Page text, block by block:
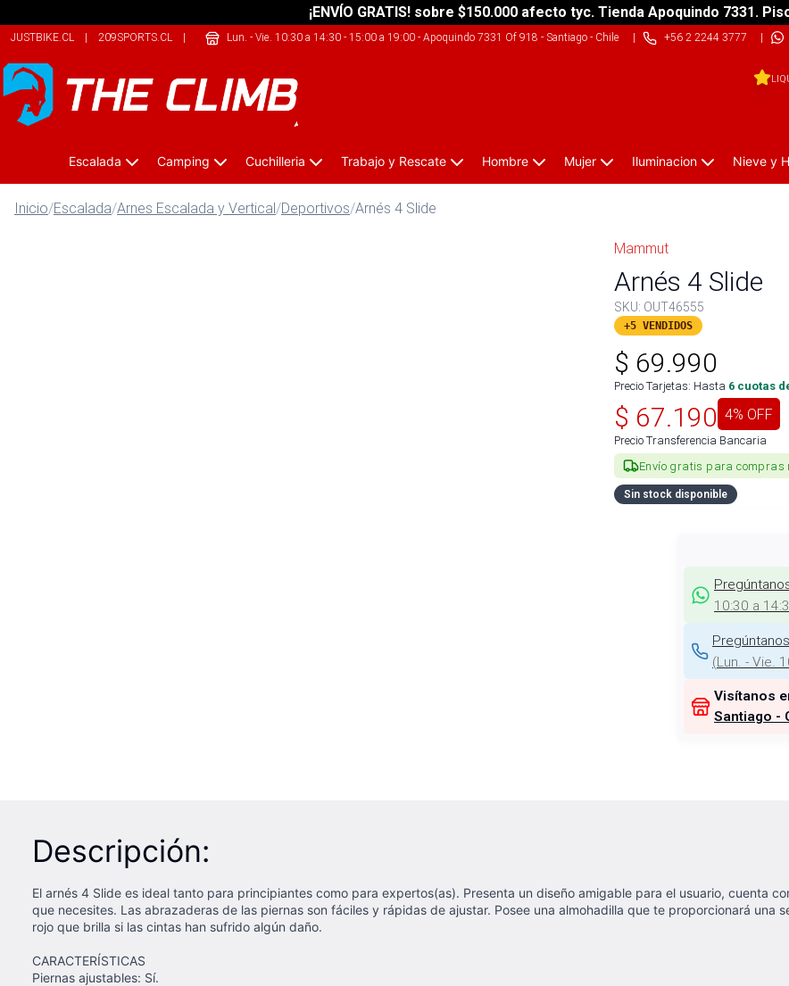
¡ENVÍO GRATIS! sobre $150.000 afecto tyc. Tienda Apoquindo 7331.
JUSTBIKE.CL | 209SPORTS.CL | ONEKAYAK.CL
Lun. - Vie. 10:30 a 14:30 - 15:00 a 19:00- Apoquindo 7331 Of 918 - Santiago - Chile| +56 2 2244 3777 |
Escalada Camping Cuchilleria Trabajo y Rescate Hombre Mujer Iluminacion Nieve y
Inicio/Escalada/Arnes Escalada y Vertical/Deportivos/Arnés 4 Slide
Mammut
Arnés 4 Slide
SKU: OUT46555
+5 VENDIDOS
$ 69.990
Precio Tarjetas: Hasta 6 cuotas
$ 67.190 4% OFF
Precio Transferencia Bancaria
Envío gratis para compras
Sin stock disponible
10:30 a
(Lun. - Vie.
Visítanos
Santiago -
Descripción:
El arnés 4 Slide es ideal tanto para principiantes como para expertos(as). Presenta un diseño amigable para el usuario, cuenta
que necesites. Las abrazaderas de las piernas son fáciles y rápidas de ajustar. Posee una almohadilla que te proporcionará una
rojo que brilla si las cintas han sufrido algún daño.
CARACTERÍSTICAS
Piernas ajustables: Sí.